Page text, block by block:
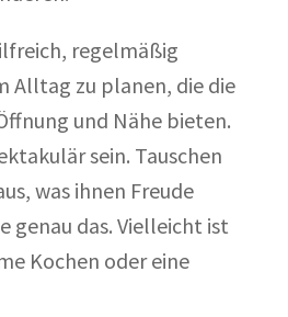
regelmäßig
Alltag zu planen, die die
und Nähe bieten.
sein. Tauschen
was ihnen Freude
genau das. Vielleicht ist
Kochen oder eine